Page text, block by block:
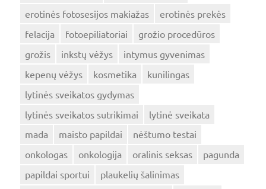
erotinės fotosesijos makiažas
erotinės prekės
felacija
fotoepiliatoriai
grožio procedūros
grožis
inkstų vėžys
intymus gyvenimas
kepenų vėžys
kosmetika
kunilingas
lytinės sveikatos gydymas
lytinės sveikatos sutrikimai
lytinė sveikata
mada
maisto papildai
nėštumo testai
onkologas
onkologija oralinis seksas
pagunda
papildai sportui
plaukelių šalinimas